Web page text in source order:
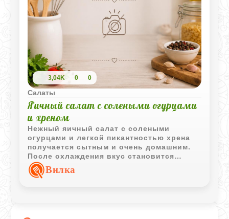
3,04K 0 0
Салаты
Яичный салат с солеными огурцами
и хреном
Нежный яичный салат с солеными
огурцами и легкой пикантностью хрена
получается сытным и очень домашним.
После охлаждения вкус становится
более насыщенным и гармоничным.
Вилка